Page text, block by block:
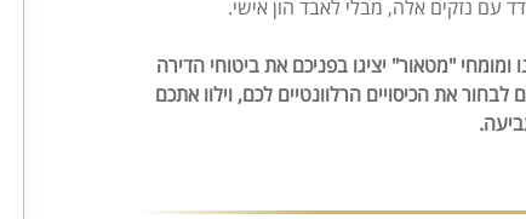
עם נזקים אלה, מבלי לאבד הון אישי.
ומומחי "מטאור" יציגו בפניכם את ביטוחי הדירה
את הכיסויים הרלוונטיים לכם, וילוו אתכם